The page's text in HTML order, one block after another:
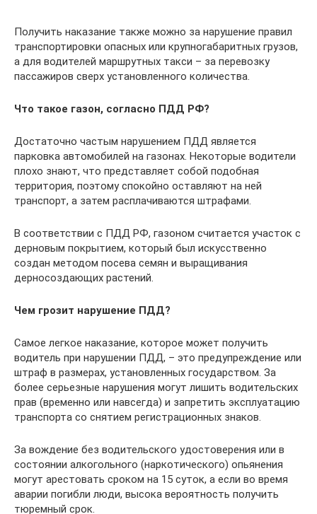
Получить наказание также можно за нарушение правил
транспортировки опасных или крупногабаритных грузов,
а для водителей маршрутных такси – за перевозку
пассажиров сверх установленного количества.
Что такое газон, согласно ПДД РФ?
Достаточно частым нарушением ПДД является
парковка автомобилей на газонах. Некоторые водители
плохо знают, что представляет собой подобная
территория, поэтому спокойно оставляют на ней
транспорт, а затем расплачиваются штрафами.
В соответствии с ПДД РФ, газоном считается участок с
дерновым покрытием, который был искусственно
создан методом посева семян и выращивания
дерносоздающих растений.
Чем грозит нарушение ПДД?
Самое легкое наказание, которое может получить
водитель при нарушении ПДД, – это предупреждение или
штраф в размерах, установленных государством. За
более серьезные нарушения могут лишить водительских
прав (временно или навсегда) и запретить эксплуатацию
транспорта со снятием регистрационных знаков.
За вождение без водительского удостоверения или в
состоянии алкогольного (наркотического) опьянения
могут арестовать сроком на 15 суток, а если во время
аварии погибли люди, высока вероятность получить
тюремный срок.